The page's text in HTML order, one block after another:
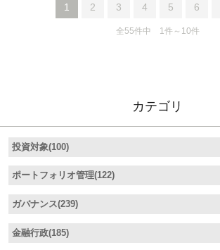
1 2 3 4 5 6
全55件中 1件～10件
カテゴリ
投資対象(100)
ポートフォリオ管理(122)
ガバナンス(239)
金融行政(185)